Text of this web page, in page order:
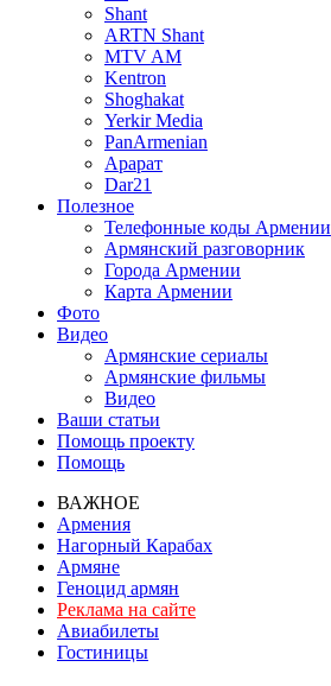
Shant
ARTN Shant
MTV AM
Kentron
Shoghakat
Yerkir Media
PanArmenian
Арарат
Dar21
Полезное
Телефонные коды Армении
Армянский разговорник
Города Армении
Карта Армении
Фото
Видео
Армянские сериалы
Армянские фильмы
Видео
Ваши статьи
Помощь проекту
Помощь
ВАЖНОЕ
Армения
Нагорный Карабах
Армяне
Геноцид армян
Реклама на сайте
Авиабилеты
Гостиницы